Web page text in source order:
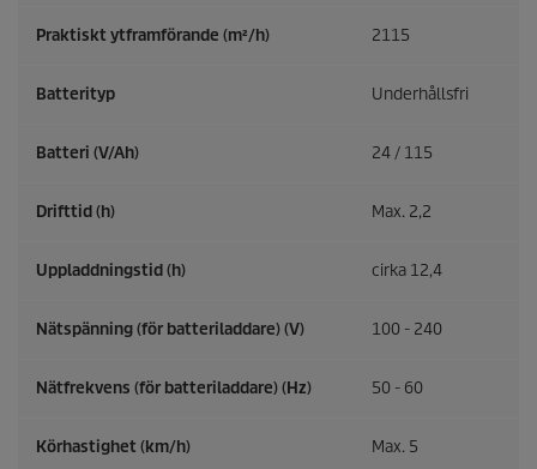
Praktiskt ytframförande (m²/h) 2115
Batterityp Underhållsfri
Batteri (V/Ah) 24 / 115
Drifttid (h) Max. 2,2
Uppladdningstid (h) cirka 12,4
Nätspänning (för batteriladdare) (V) 100 - 240
Nätfrekvens (för batteriladdare) (Hz) 50 - 60
Körhastighet (km/h) Max. 5